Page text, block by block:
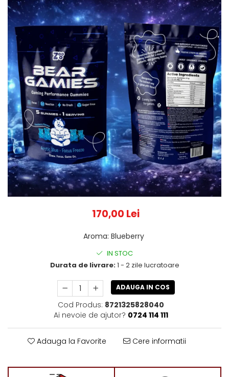
170,00 Lei
Aroma: Blueberry
IN STOC
Durata de livrare:1 - 2 zile lucratoare
ADAUGA IN COS
Cod Produs: 8721325828040
Ai nevoie de ajutor? 0724 114 111
Adauga la Favorite Cere informatii